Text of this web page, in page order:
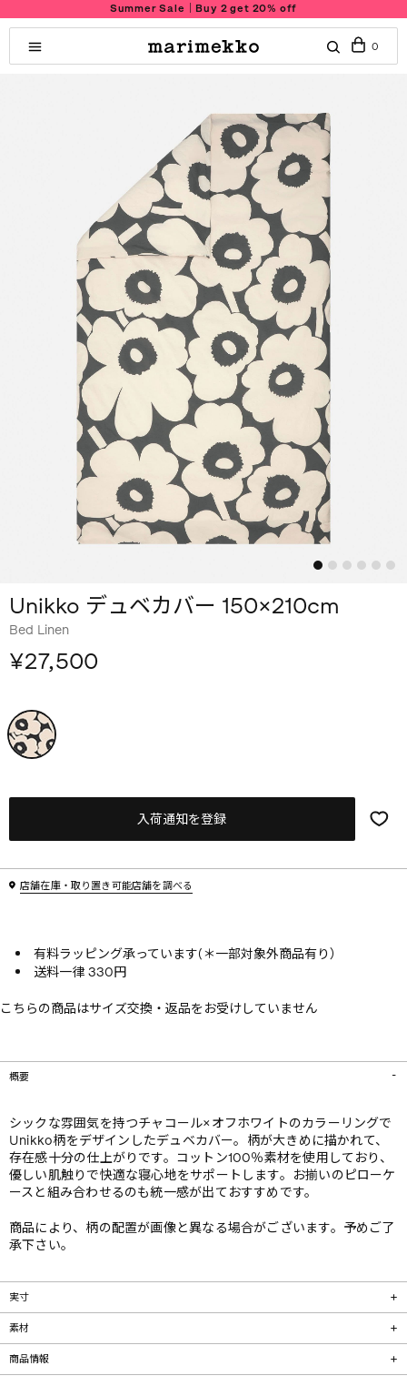
Summer Sale｜Buy 2 get 20% off
0
Unikko デュベカバー 150×210cm
Bed Linen
¥27,500
入荷通知を登録
店舗在庫・取り置き可能店舗を調べる
有料ラッピング承っています(＊一部対象外商品有り）
送料一律 330円
こちらの商品はサイズ交換・返品をお受けしていません
概要
シックな雰囲気を持つチャコール×オフホワイトのカラーリングで
Unikko柄をデザインしたデュベカバー。柄が大きめに描かれて、
存在感十分の仕上がりです。コットン100％素材を使用しており、
優しい肌触りで快適な寝心地をサポートします。お揃いのピローケ
ースと組み合わせるのも統一感が出ておすすめです。
商品により、柄の配置が画像と異なる場合がございます。予めご了
承下さい。
実寸
素材
商品情報